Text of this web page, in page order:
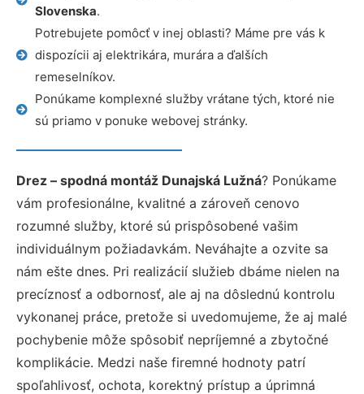
Slovenska.
Potrebujete pomôcť v inej oblasti? Máme pre vás k
dispozícii aj elektrikára, murára a ďalších
remeselníkov.
Ponúkame komplexné služby vrátane tých, ktoré nie
sú priamo v ponuke webovej stránky.
Drez – spodná montáž Dunajská Lužná? Ponúkame
vám profesionálne, kvalitné a zároveň cenovo
rozumné služby, ktoré sú prispôsobené vašim
individuálnym požiadavkám. Neváhajte a ozvite sa
nám ešte dnes. Pri realizácií služieb dbáme nielen na
precíznosť a odbornosť, ale aj na dôslednú kontrolu
vykonanej práce, pretože si uvedomujeme, že aj malé
pochybenie môže spôsobiť nepríjemné a zbytočné
komplikácie. Medzi naše firemné hodnoty patrí
spoľahlivosť, ochota, korektný prístup a úprimná